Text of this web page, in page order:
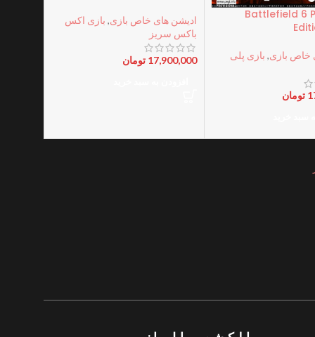
Battlefield 6
خاص بازی, بازی پلی
تومان
ادیشن های خاص بازی, بازی اکس
باکس سریز
17,900,000 تومان